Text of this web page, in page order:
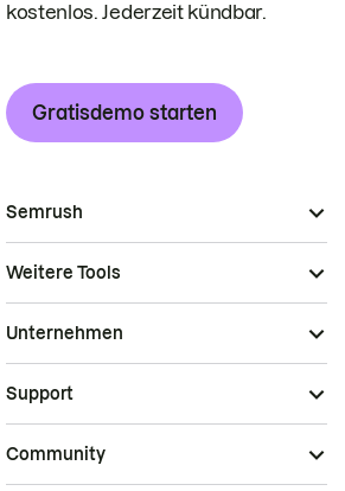
kostenlos. Jederzeit kündbar.
Gratisdemo starten
Semrush
Weitere Tools
Unternehmen
Support
Community